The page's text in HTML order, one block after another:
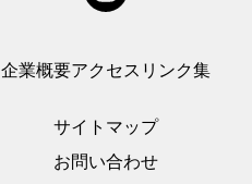
企業概要アクセス リンク集
サイトマップ
お問い合わせ